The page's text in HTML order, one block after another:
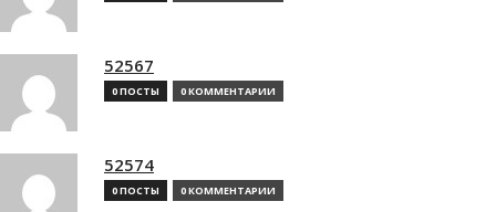
52567
0 ПОСТЫ 0 КОММЕНТАРИИ
52574
0 ПОСТЫ 0 КОММЕНТАРИИ